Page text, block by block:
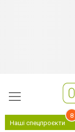
Наші спецпроєкти
8